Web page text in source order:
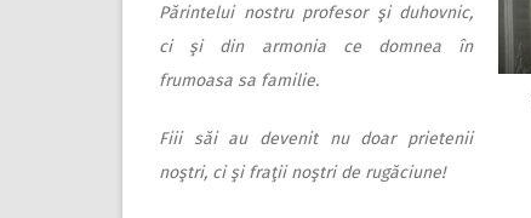
Părintelui nostru profesor şi duhovnic,
ci şi din armonia ce domnea în
frumoasa sa familie.
Fiii săi au devenit nu doar prietenii
noştri, ci şi fraţii noştri de rugăciune!